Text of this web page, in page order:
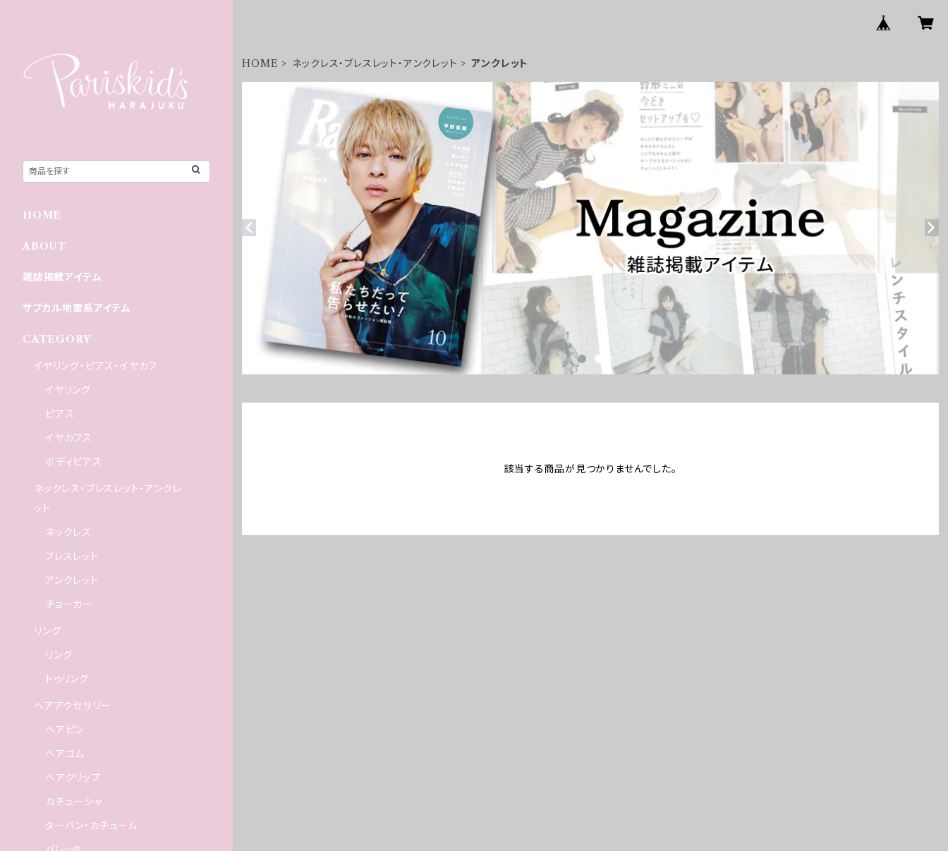
HOME ネックレス・ブレスレット・アンクレット アンクレット
該当する商品が見つかりませんでした。
HOME
ABOUT
雑誌掲載アイテム
サブカル地雷系アイテム
CATEGORY
イヤリング・ピアス・イヤカフ
イヤリング
ピアス
イヤカフス
ボディピアス
ネックレス・ブレスレット・アンクレ
ット
ネックレス
ブレスレット
アンクレット
チョーカー
リング
リング
トゥリング
ヘアアクセサリー
ヘアピン
ヘアゴム
ヘアクリップ
カチューシャ
ターバン・カチューム